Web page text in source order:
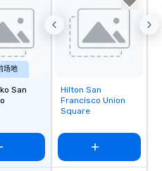
场地
San
Removed from
favorites
Hilton San
Francisco Union
Square